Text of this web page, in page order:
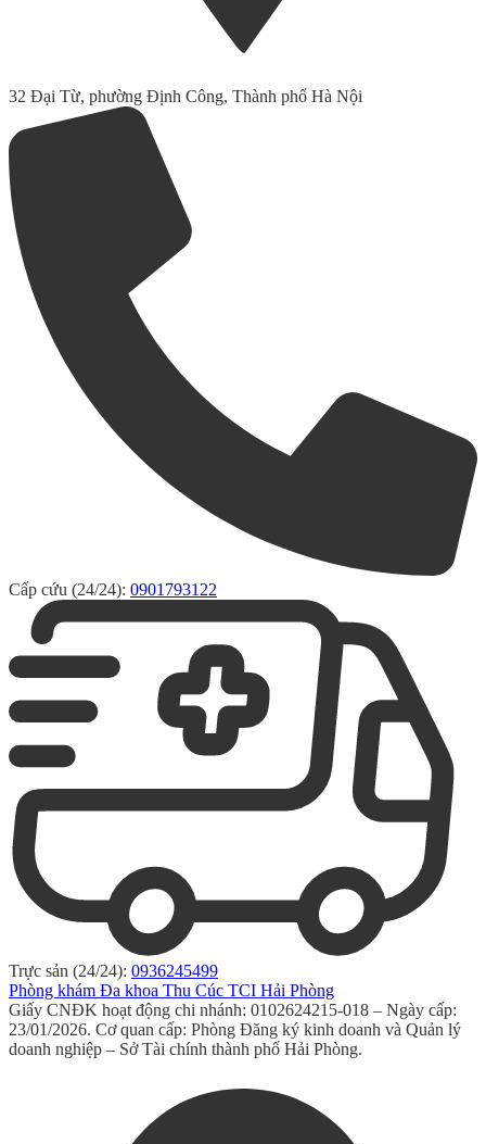
32 Đại Từ, phường Định Công, Thành phố Hà Nội
Cấp cứu (24/24): 0901793122
Trực sản (24/24): 0936245499
Phòng khám Đa khoa Thu Cúc TCI Hải Phòng
Giấy CNĐK hoạt động chi nhánh: 0102624215-018 – Ngày cấp:
23/01/2026. Cơ quan cấp: Phòng Đăng ký kinh doanh và Quản lý
doanh nghiệp – Sở Tài chính thành phố Hải Phòng.